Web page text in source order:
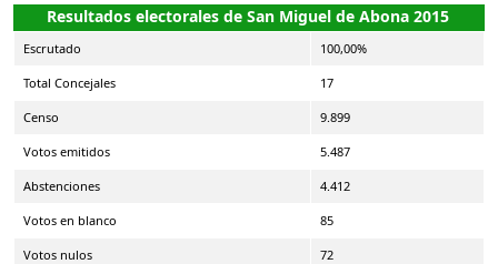
Resultados electorales de San Miguel de Abona 2015
Escrutado 100,00%
Total Concejales 17
Censo 9.899
Votos emitidos 5.487
Abstenciones 4.412
Votos en blanco 85
Votos nulos 72